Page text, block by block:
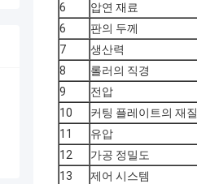
6
압연 재료
6
판의 두께
7
생산력
8
롤러의 직경
9
전압
10
커팅 플레이트의 재질
11
유압
12
가공 정밀도
13
제어 시스템